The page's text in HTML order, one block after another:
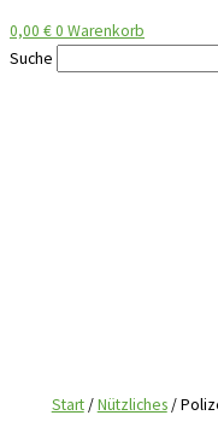
0,00 €0 Warenkorb
Suche
Start/Nützliches/